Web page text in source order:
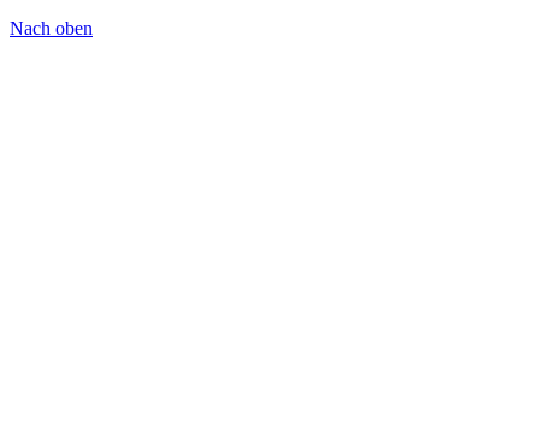
Nach oben